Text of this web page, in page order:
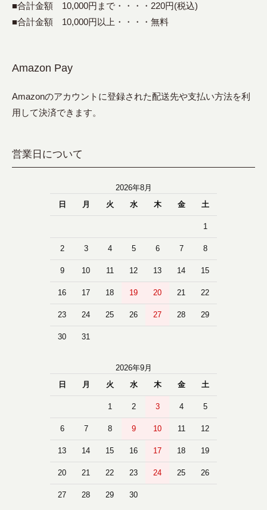
■合計金額 10,000円まで・・・・220円(税込)
■合計金額 10,000円以上・・・・無料
Amazon Pay
Amazonのアカウントに登録された配送先や支払い方法を利
用して決済できます。
営業日について
2026年8月
日
月 火 水 木 金 土
1
2 3 4 5 6 7 8
9 10 11 12 13 14 15
16 17 18 19 20 21 22
23 24 25 26 27 28 29
30 31
2026年9月
日
月 火 水 木 金 土
1 2 3 4 5
6 7 8 9 10 11 12
13 14 15 16 17 18 19
20 21 22 23 24 25 26
27 28 29 30